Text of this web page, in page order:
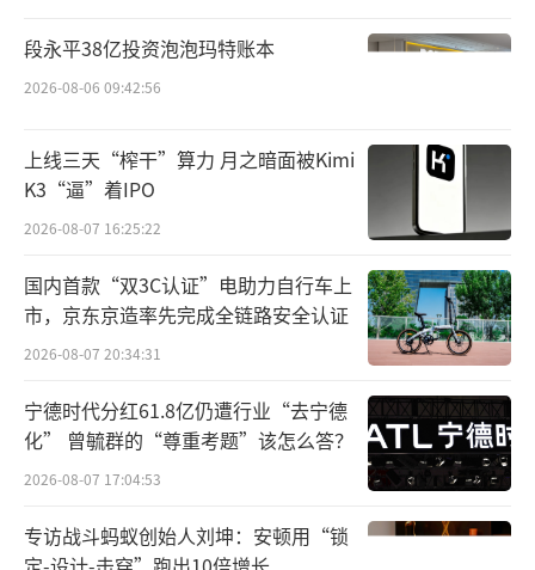
资料显示，皇台酒业始建于1985年，于20
00年8月在深交所上市，主要经营白酒、葡萄酒
的生产与销售。公司白酒产业拥有“皇
台”和“凉州皇台”两大品牌，目前拥有“奔
马”“窖底原浆”“皇台经典”“皇台六
鼎”“皇台宾”等系列产品。
近年来，皇台酒业业绩并不稳定，2021年
至2024年公司净利润分别为-1355万元、735.6
万元、-1501万元、2770万元。
2025年，公司实现营业收入1.7亿元，同比
下降1.5%；实现归母净利润为1412万元，同比
下降49.02%；经营现金流净额为2552万元，同
比下降14.5%。2026年第一季度，公司实现营
段永平38亿投资泡泡玛特账本
2026-08-06 09:42:56
上线三天“榨干”算力 月之暗面被Kimi
K3“逼”着IPO
2026-08-07 16:25:22
国内首款“双3C认证”电助力自行车上
市，京东京造率先完成全链路安全认证
2026-08-07 20:34:31
宁德时代分红61.8亿仍遭行业“去宁德
化” 曾毓群的“尊重考题”该怎么答？
2026-08-07 17:04:53
专访战斗蚂蚁创始人刘坤：安顿用“锁